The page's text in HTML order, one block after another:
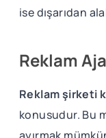
ise dışarıdan
Reklam
Reklam şirketi
konusudur. Bu